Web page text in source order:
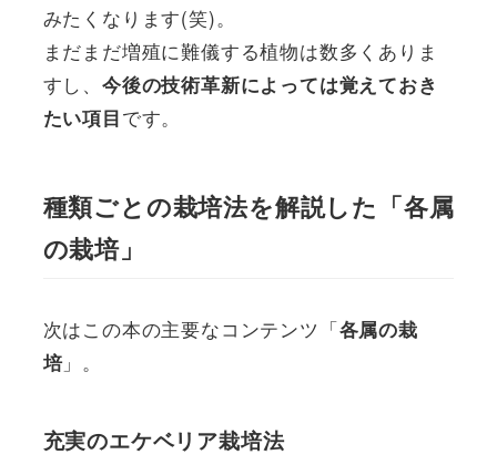
みたくなります(笑)。
まだまだ増殖に難儀する植物は数多くありま
すし、 今後の技術革新によっては覚えておき
たい項目です。
種類ごとの栽培法を解説した「各属
の栽培」
次はこの本の主要なコンテンツ「各属の栽
培」。
充実のエケベリア栽培法